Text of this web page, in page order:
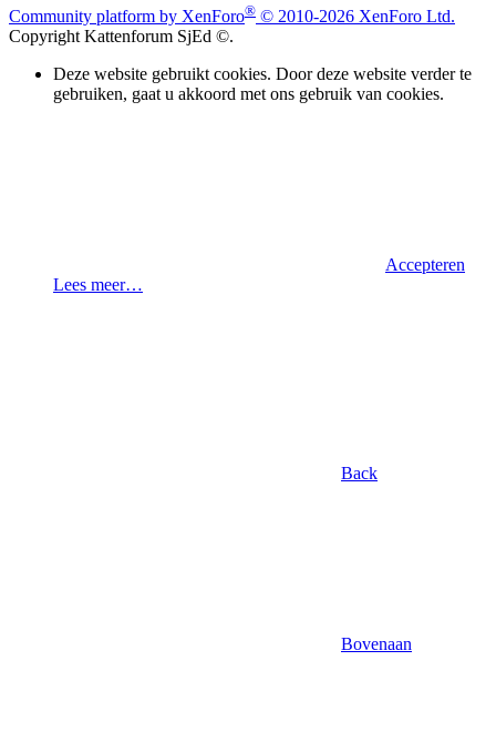
Community platform by XenForo® © 2010-2026 XenForo Ltd.
Copyright Kattenforum SjEd ©.
Deze website gebruikt cookies. Door deze website verder te
gebruiken, gaat u akkoord met ons gebruik van cookies.
Accepteren
Lees meer…
Back
Bovenaan